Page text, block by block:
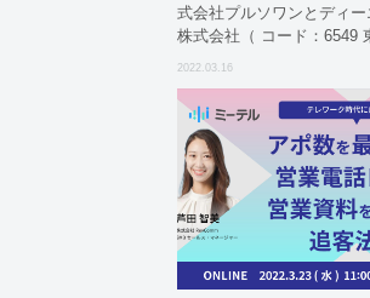
式会社プルソワンとディ
株式会社（ コード：6549
2022.03.16